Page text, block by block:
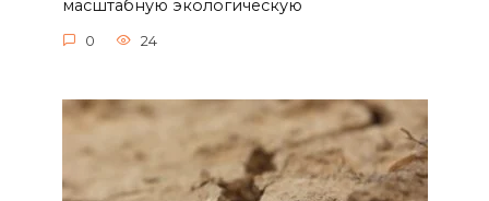
масштабную экологическую
0 24